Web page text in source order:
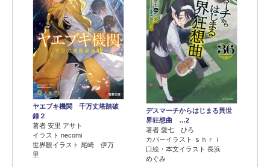
ヤエブキ機関 千万丈塔踏破
録２
著者 安里 アサト
イラスト necomi
世界観イラスト 尾崎 伊万
里
デスマーチからはじまる異世
界狂想曲 …2
著者 愛七 ひろ
カバーイラスト ｓｈｒｉ
口絵・本文イラスト 長浜
めぐみ